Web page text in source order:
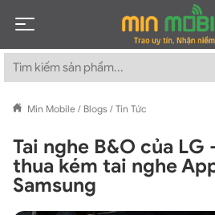
Min Mobile / Blogs / Tin Tức
Tai nghe B&O của LG
thua kém tai nghe
Samsung